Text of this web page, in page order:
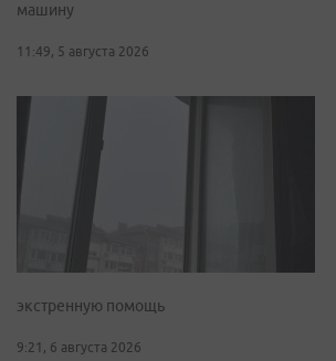
машину
11:49, 5 августа 2026
экстренную помощь
9:21, 6 августа 2026